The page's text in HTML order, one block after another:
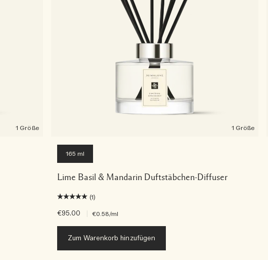
1 Größe 1 Größe
165 ml
Lime Basil & Mandarin Duftstäbchen-Diffuser
(1)
€95.00 €0.58/ml
Zum Warenkorb hinzufügen